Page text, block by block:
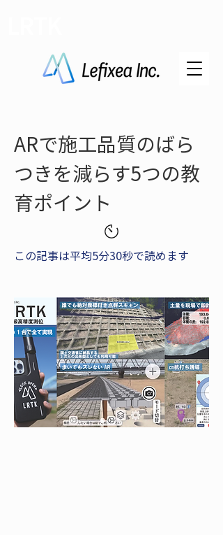
ARで施工品質のばら
つきを減らす5つの教
育ポイント
この記事は平均5分30秒で読めます